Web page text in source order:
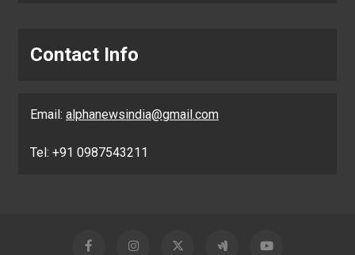
Contact Info
Email: alphanewsindia@gmail.com
Tel: +91 0987543211